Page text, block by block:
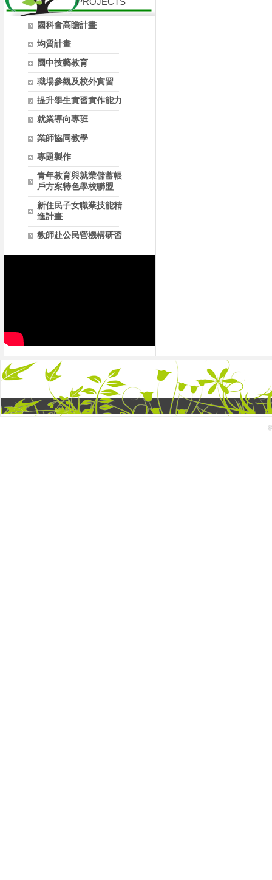
國科會高瞻計畫
均質計畫
國中技藝教育
職場參觀及校外實習
提升學生實習實作能力
就業導向專班
業師協同教學
專題製作
青年教育與就業儲蓄帳
戶方案特色學校聯盟
新住民子女職業技能精
進計畫
教師赴公民營機構研習